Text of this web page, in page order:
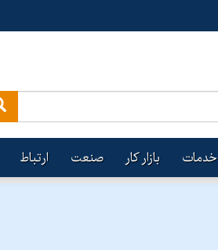
خدمات بازار کار صنعت ارتباط